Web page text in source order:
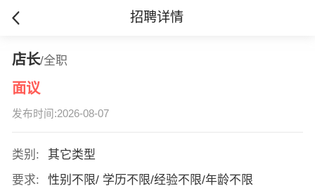
招聘详情
店长/全职
面议
发布时间:2026-08-07
类别:
其它类型
要求:
性别不限/ 学历不限/经验不限/年龄不限